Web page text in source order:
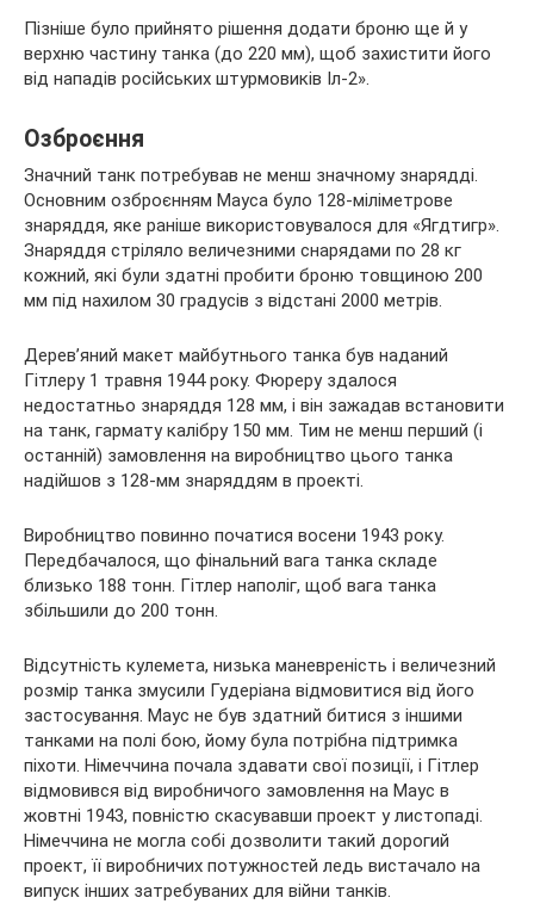
Пізніше було прийнято рішення додати броню ще й у
верхню частину танка (до 220 мм), щоб захистити його
від нападів російських штурмовиків Іл-2».
Озброєння
Значний танк потребував не менш значному знарядді.
Основним озброєнням Мауса було 128-міліметрове
знаряддя, яке раніше використовувалося для «Ягдтигр».
Знаряддя стріляло величезними снарядами по 28 кг
кожний, які були здатні пробити броню товщиною 200
мм під нахилом 30 градусів з відстані 2000 метрів.
Дерев’яний макет майбутнього танка був наданий
Гітлеру 1 травня 1944 року. Фюреру здалося
недостатньо знаряддя 128 мм, і він зажадав встановити
на танк, гармату калібру 150 мм. Тим не менш перший (і
останній) замовлення на виробництво цього танка
надійшов з 128-мм знаряддям в проекті.
Виробництво повинно початися восени 1943 року.
Передбачалося, що фінальний вага танка складе
близько 188 тонн. Гітлер наполіг, щоб вага танка
збільшили до 200 тонн.
Відсутність кулемета, низька маневреність і величезний
розмір танка змусили Гудеріана відмовитися від його
застосування. Маус не був здатний битися з іншими
танками на полі бою, йому була потрібна підтримка
піхоти. Німеччина почала здавати свої позиції, і Гітлер
відмовився від виробничого замовлення на Маус в
жовтні 1943, повністю скасувавши проект у листопаді.
Німеччина не могла собі дозволити такий дорогий
проект, її виробничих потужностей ледь вистачало на
випуск інших затребуваних для війни танків.